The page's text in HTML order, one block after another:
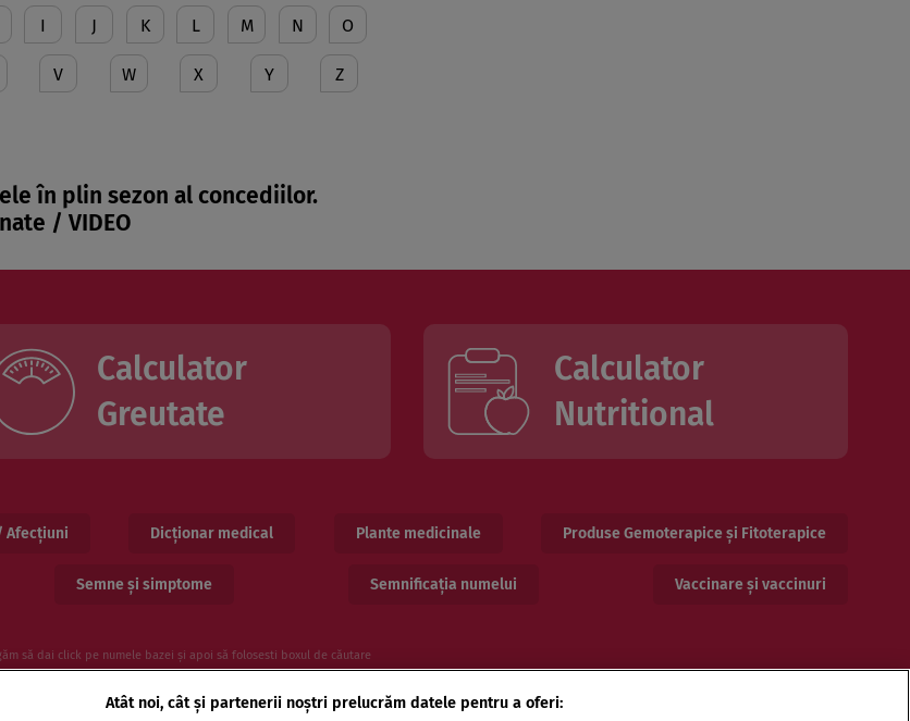
I J K L M N O
V W X Y Z
în plin sezon al concediilor.
/ VIDEO
Calculator
Greutate
Calculator
Nutritional
Afecțiuni Dicționar medical Plante medicinale Produse Gemoterapice și Fitoterapice
Semne și simptome Semnificația numelui Vaccinare și vaccinuri
să dai click pe numele bazei și apoi să folosesti boxul de căutare
Atât noi, cât și partenerii noștri prelucrăm datele pentru a oferi: